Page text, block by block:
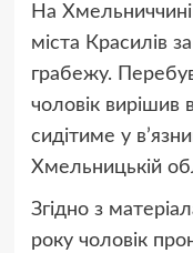
На
міста Красилів
грабежу.
чоловік вирішив
сидітиме у
Хмельницькій
Згідно з
року чоловік